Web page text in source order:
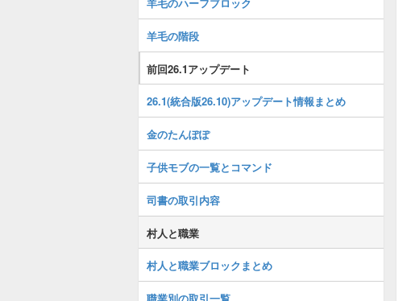
羊毛の階段
前回26.1アップデート
26.1(統合版26.10)アップデート情報まとめ
金のたんぽぽ
子供モブの一覧とコマンド
司書の取引内容
村人と職業
村人と職業ブロックまとめ